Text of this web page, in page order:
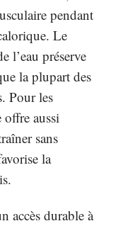
pendant
Le
l’eau préserve
la plupart des
Pour les
offre aussi
sans
la
accès durable à